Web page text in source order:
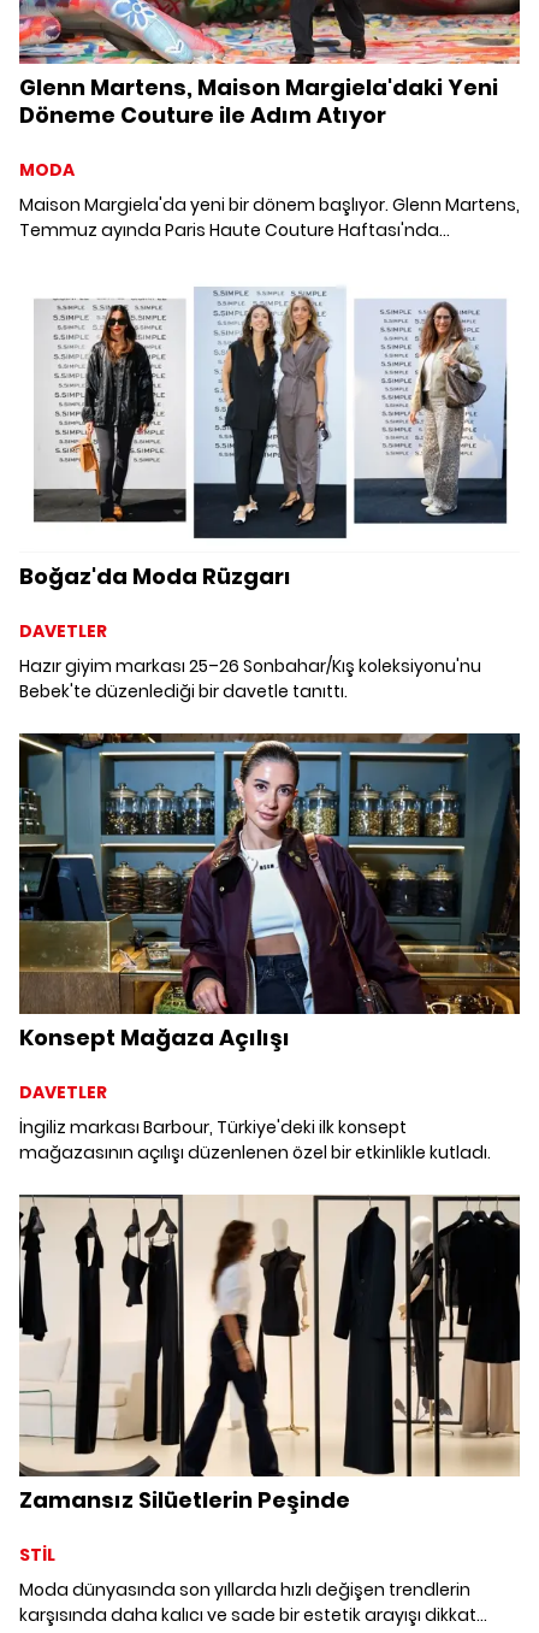
Glenn Martens, Maison Margiela'daki Yeni
Döneme Couture ile Adım Atıyor
MODA
Maison Margiela'da yeni bir dönem başlıyor. Glenn Martens,
Temmuz ayında Paris Haute Couture Haftası'nda
Boğaz'da Moda Rüzgarı
DAVETLER
Hazır giyim markası 25–26 Sonbahar/Kış koleksiyonu'nu
Bebek'te düzenlediği bir davetle tanıttı.
Konsept Mağaza Açılışı
DAVETLER
İngiliz markası Barbour, Türkiye'deki ilk konsept
mağazasının açılışı düzenlenen özel bir etkinlikle kutladı.
Zamansız Silüetlerin Peşinde
STİL
Moda dünyasında son yıllarda hızlı değişen trendlerin
karşısında daha kalıcı ve sade bir estetik arayışı dikkat